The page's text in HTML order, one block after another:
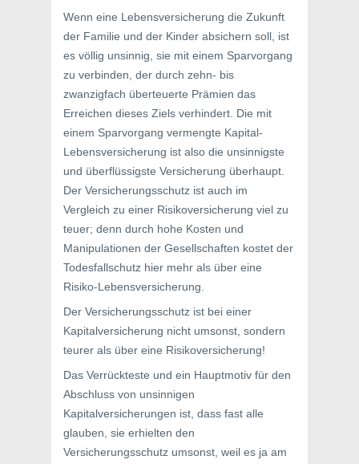
Wenn eine Lebensversicherung die Zukunft
der Familie und der Kinder absichern soll, ist
es völlig unsinnig, sie mit einem Sparvorgang
zu verbinden, der durch zehn- bis
zwanzigfach überteuerte Prämien das
Erreichen dieses Ziels verhindert. Die mit
einem Sparvorgang vermengte Kapital-
Lebensversicherung ist also die unsinnigste
und überflüssigste Versicherung überhaupt.
Der Versicherungsschutz ist auch im
Vergleich zu einer Risikoversicherung viel zu
teuer; denn durch hohe Kosten und
Manipulationen der Gesellschaften kostet der
Todesfallschutz hier mehr als über eine
Risiko-Lebensversicherung.
Der Versicherungsschutz ist bei einer
Kapitalversicherung nicht umsonst, sondern
teurer als über eine Risikoversicherung!
Das Verrückteste und ein Hauptmotiv für den
Abschluss von unsinnigen
Kapitalversicherungen ist, dass fast alle
glauben, sie erhielten den
Versicherungsschutz umsonst, weil es ja am